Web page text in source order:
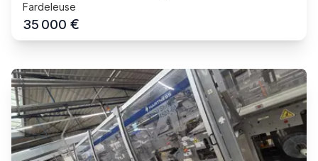
Fardeleuse
35 000 €